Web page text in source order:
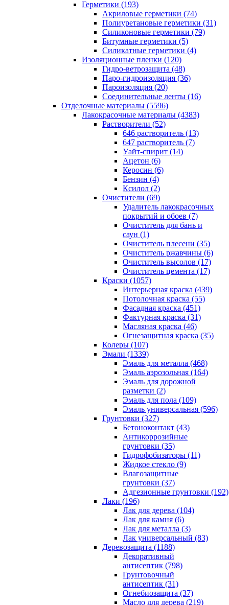
Герметики (193)
Акриловые герметики (74)
Полиуретановые герметики (31)
Силиконовые герметики (79)
Битумные герметики (5)
Силикатные герметики (4)
Изоляционные пленки (120)
Гидро-ветрозащита (48)
Паро-гидроизоляция (36)
Пароизоляция (20)
Соединительные ленты (16)
Отделочные материалы (5596)
Лакокрасочные материалы (4383)
Растворители (52)
646 растворитель (13)
647 растворитель (7)
Уайт-спирит (14)
Ацетон (6)
Керосин (6)
Бензин (4)
Ксилол (2)
Очистители (69)
Удалитель лакокрасочных
покрытий и обоев (7)
Очиститель для бань и
саун (1)
Очиститель плесени (35)
Очиститель ржавчины (6)
Очиститель высолов (17)
Очиститель цемента (17)
Краски (1057)
Интерьерная краска (439)
Потолочная краска (55)
Фасадная краска (451)
Фактурная краска (31)
Масляная краска (46)
Огнезащитная краска (35)
Колеры (107)
Эмали (1339)
Эмаль для металла (468)
Эмаль аэрозольная (164)
Эмаль для дорожной
разметки (2)
Эмаль для пола (109)
Эмаль универсальная (596)
Грунтовки (327)
Бетоноконтакт (43)
Антикоррозийные
грунтовки (35)
Гидрофобизаторы (11)
Жидкое стекло (9)
Влагозащитные
грунтовки (37)
Адгезионные грунтовки (192)
Лаки (196)
Лак для дерева (104)
Лак для камня (6)
Лак для металла (3)
Лак универсальный (83)
Деревозащита (1188)
Декоративный
антисептик (798)
Грунтовочный
антисептик (31)
Огнебиозащита (37)
Масло для дерева (219)